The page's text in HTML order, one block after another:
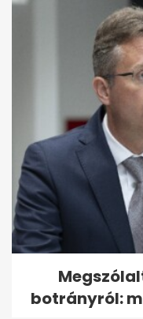
botrányról: